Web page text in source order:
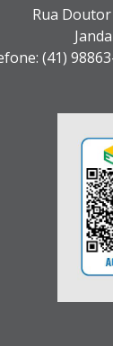
Rua Doutor
(41)